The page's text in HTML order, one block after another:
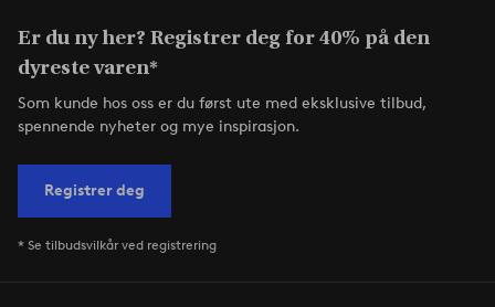
Er du ny her? Registrer deg for 40% på den
dyreste varen*
Som kunde hos oss er du først ute med eksklusive tilbud,
spennende nyheter og mye inspirasjon.
Registrer deg
* Se tilbudsvilkår ved registrering